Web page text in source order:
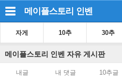
메이플스토리 인벤
자게 10추 30추
메이플스토리 인벤 자유 게시판
내글 내 댓글 10추글